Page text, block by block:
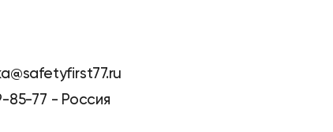
85-77